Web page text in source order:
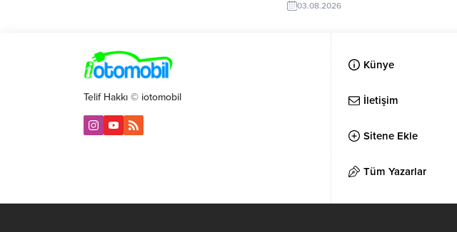
03.08.2026
Telif Hakkı © iotomobil
Künye
İletişim
Sitene Ekle
Tüm Yazarlar